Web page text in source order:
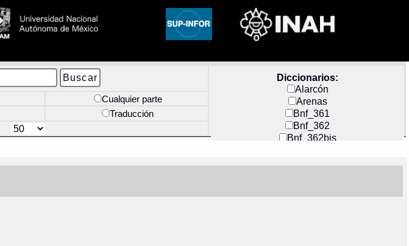
Diccionarios:
Alarcón
Arenas
Bnf_361
Bnf_362
Bnf_362bis
Docs_México
Cualquier parte
Traducción